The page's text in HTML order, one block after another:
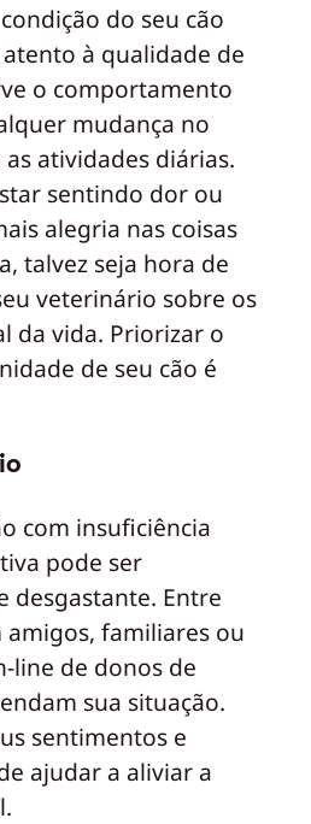
do seu cão
à qualidade de
o comportamento
mudança no
atividades diárias.
sentindo dor ou
alegria nas coisas
talvez seja hora de
veterinário sobre os
da vida. Priorizar o
de seu cão é
com insuficiência
pode ser
desgastante. Entre
familiares ou
line de donos de
sua situação.
sentimentos e
ajudar a aliviar a